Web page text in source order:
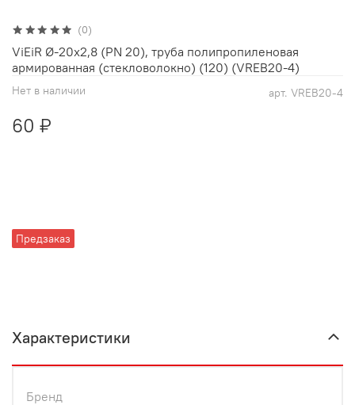
(0)
арт. VREB20-4
Нет в наличии
Предзаказ
60 ₽
ViEiR Ø-20х2,8 (PN 20), труба полипропиленовая
армированная (стекловолокно) (120) (VREB20-4)
Характеристики
Бренд